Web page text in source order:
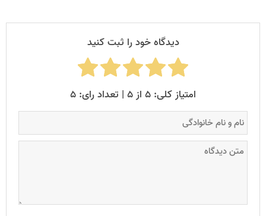
دیدگاه خود را ثبت کنید
امتیاز کلی: ۵ از ۵ | تعداد رای: ۵